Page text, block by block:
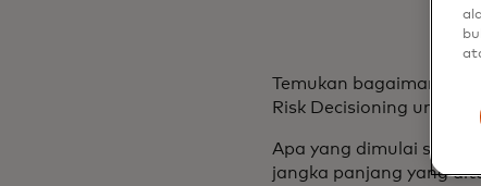
Temukan bagaimana
Risk Decisioning untuk
Apa yang dimulai
jangka panjang yang